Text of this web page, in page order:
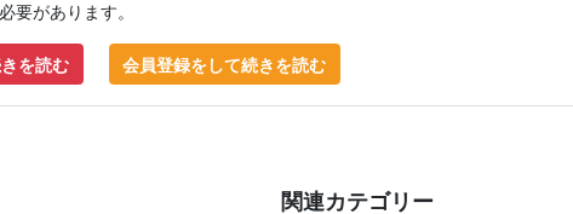
要があります。
を読む 会員登録をして続きを読む
関連カテゴリー